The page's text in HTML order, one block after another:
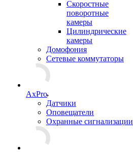
Скоростные
поворотные
камеры
Цилиндрические
камеры
Домофония
Сетевые коммутаторы
AxPro
Датчики
Оповещатели
Охранные сигнализации